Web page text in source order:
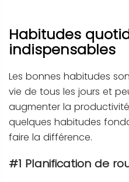
Habitudes
indispensables
Les bonnes habitudes
vie de tous les jours et
augmenter la
quelques habitudes
faire la différence.
#1 Planification de